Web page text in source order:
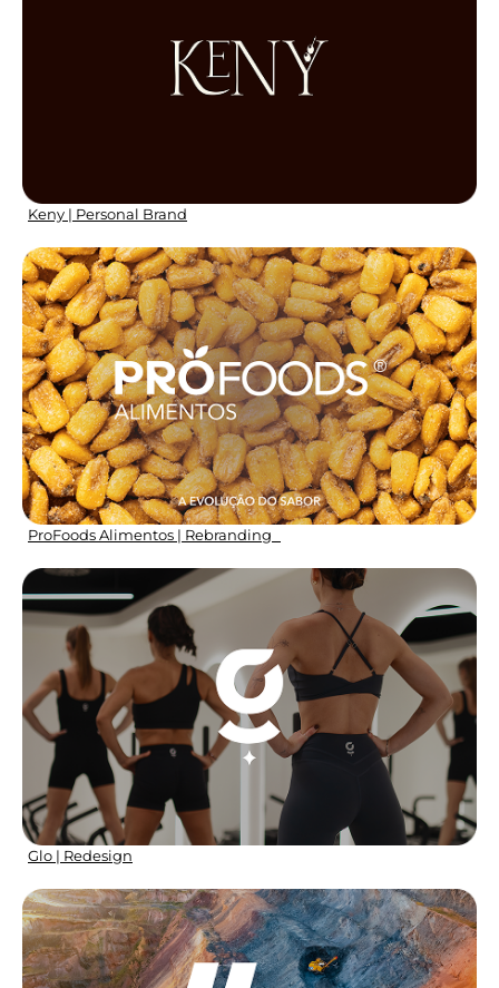
Keny | Personal Brand
ProFoods Alimentos | Rebranding
Glo | Redesign